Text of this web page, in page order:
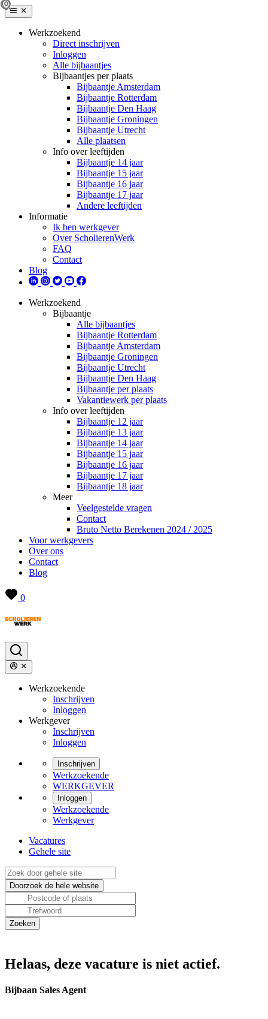
Werkzoekend
Direct inschrijven
Inloggen
Alle bijbaantjes
Bijbaantjes per plaats
Bijbaantje Amsterdam
Bijbaantje Rotterdam
Bijbaantje Den Haag
Bijbaantje Groningen
Bijbaantje Utrecht
Alle plaatsen
Info over leeftijden
Bijbaantje 14 jaar
Bijbaantje 15 jaar
Bijbaantje 16 jaar
Bijbaantje 17 jaar
Andere leeftijden
Informatie
Ik ben werkgever
Over ScholierenWerk
FAQ
Contact
Blog
Werkzoekend
Bijbaantje
Alle bijbaantjes
Bijbaantje Rotterdam
Bijbaantje Amsterdam
Bijbaantje Groningen
Bijbaantje Utrecht
Bijbaantje Den Haag
Bijbaantje per plaats
Vakantiewerk per plaats
Info over leeftijden
Bijbaantje 12 jaar
Bijbaantje 13 jaar
Bijbaantje 14 jaar
Bijbaantje 15 jaar
Bijbaantje 16 jaar
Bijbaantje 17 jaar
Bijbaantje 18 jaar
Meer
Veelgestelde vragen
Contact
Bruto Netto Berekenen 2024 / 2025
Voor werkgevers
Over ons
Contact
Blog
0
Werkzoekende
Inschrijven
Inloggen
Werkgever
Inschrijven
Inloggen
Inschrijven
Werkzoekende
WERKGEVER
Inloggen
Werkzoekende
Werkgever
Vacatures
Gehele site
Helaas, deze vacature is niet actief.
Bijbaan Sales Agent